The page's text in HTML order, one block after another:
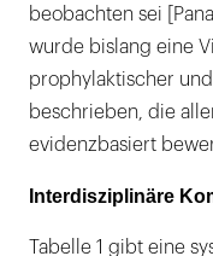
beobachten sei
wurde bislang eine
prophylaktischer
beschrieben, die
evidenzbasiert
Interdisziplinäre
Tabelle 1 gibt eine